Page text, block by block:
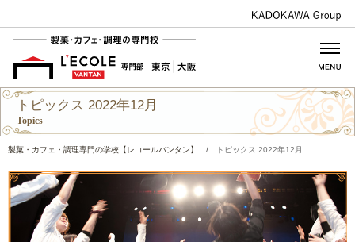
トピックス 2022年12月
Topics
製菓・カフェ・調理専門の学校【レコールバンタン】 / トピックス 2022年12月